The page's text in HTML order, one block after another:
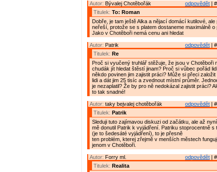
odpovědět |
Autor: Bývalej Chotěbořák
Titulek: To: Roman
Dobře, je tam ještě Alka a nějací domácí kutilové, ale
neřeší, protože se s platem dostaneme maximálně
Jako v Chotěboři nemá cenu ani hledat
odpovědět |
Autor: Patrik
Titulek: Re
Proč si vyučený truhlář stěžuje, že jsou v Chotěboři
chudák jít hledat štěstí jinam? Proč si vůbec pořád
někdo povinen jim zajistit práci? Může si přeci
lidi a dát jim 25 tisíc a zvednout místní průměr.
je nezaplatil? Že by pro ně nedokázal zajistit práci?
to tak snadné!
odpovědět |
Autor: taky bejvalej chotěbořák
Titulek: Patrik
Sleduji tuto zajímavou diskuzi od začátku, ale až nyní
mě donutil Patrik k vyjádření. Patriku stoprocentně s
(je to šedesáté vyjádření), to je přesně
ten problém, kterej zřejmě v menších městech
jenom v Chotěboři.
odpovědět |
Autor: Forry ml.
Titulek: Realita